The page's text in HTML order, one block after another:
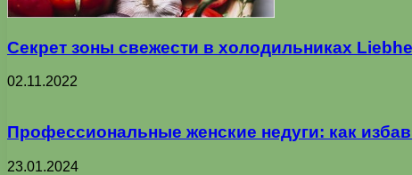
Секрет зоны свежести в холодильниках
02.11.2022
Профессиональные женские недуги: как
23.01.2024